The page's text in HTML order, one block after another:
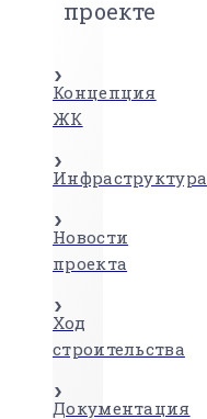
проекте
Концепция
ЖК
Инфраструктура
Новости
проекта
Ход
строительства
Документация